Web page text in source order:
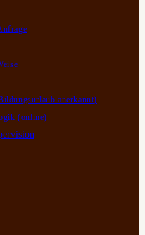
anerkannt)
(online)